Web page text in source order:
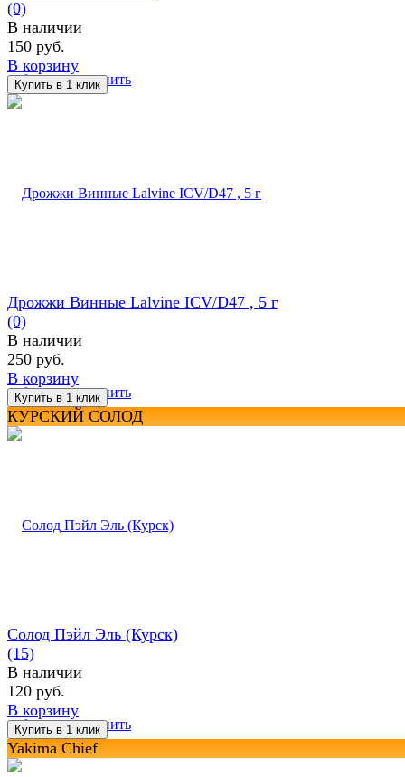
избранное сравнить
(0)
В наличии
150 руб.
В корзину
избранное сравнить
Дрожжи Винные Lalvine ICV/D47 , 5 г
(0)
В наличии
250 руб.
В корзину
КУРСКИЙ СОЛОД
избранное сравнить
Солод Пэйл Эль (Курск)
(15)
В наличии
120 руб.
В корзину
Yakima Chief